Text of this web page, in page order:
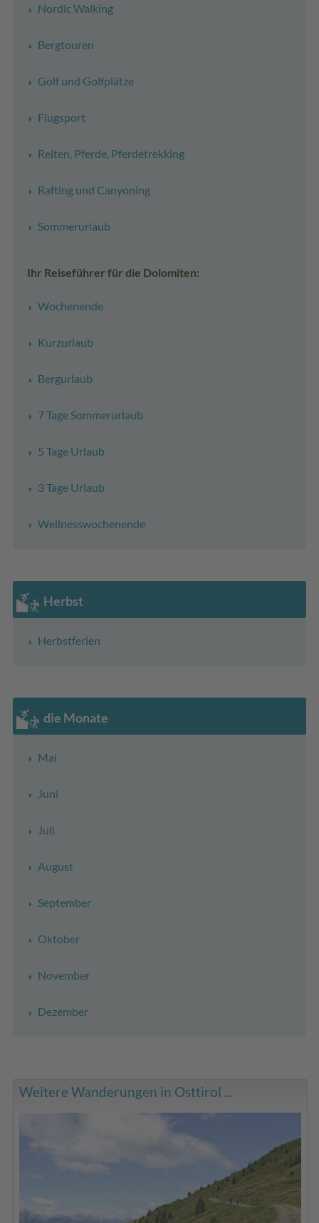
Nordic Walking
Bergtouren
Golf und Golfplätze
Flugsport
Reiten, Pferde, Pferdetrekking
Rafting und Canyoning
Sommerurlaub
Ihr Reiseführer für die Dolomiten:
Wochenende
Kurzurlaub
Bergurlaub
7 Tage Sommerurlaub
5 Tage Urlaub
3 Tage Urlaub
Wellnesswochenende
Herbst
Herbstferien
die Monate
Mai
Juni
Juli
August
September
Oktober
November
Dezember
Weitere Wanderungen in Osttirol ...